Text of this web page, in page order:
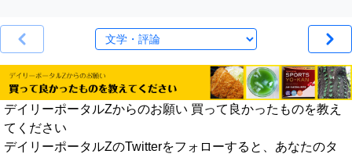
デイリーポータルZからのお願い 買って良かったものを教え
てください
デイリーポータルZのTwitterをフォローすると、あなたのタ